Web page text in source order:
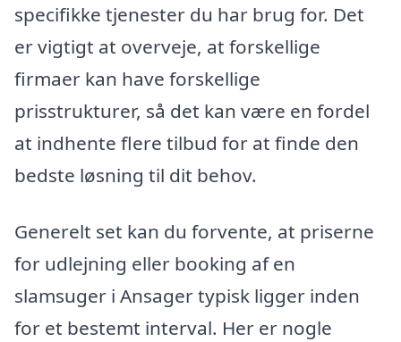
specifikke tjenester du har brug for. Det
er vigtigt at overveje, at forskellige
firmaer kan have forskellige
prisstrukturer, så det kan være en fordel
at indhente flere tilbud for at finde den
bedste løsning til dit behov.
Generelt set kan du forvente, at priserne
for udlejning eller booking af en
slamsuger i Ansager typisk ligger inden
for et bestemt interval. Her er nogle